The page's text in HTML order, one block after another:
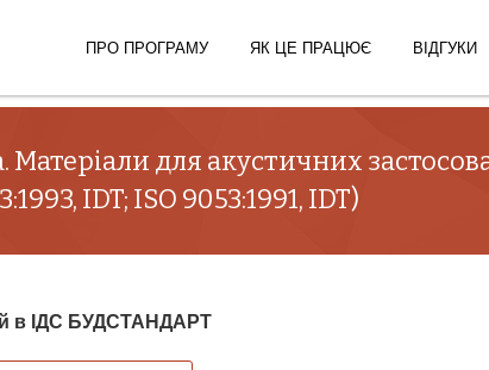
ПРО ПРОГРАМУ ЯК ЦЕ ПРАЦЮЄ ВІДГУКИ
Матеріали для акустичних
IDT; ISO 9053:1991, IDT)
в ІДС БУДСТАНДАРТ